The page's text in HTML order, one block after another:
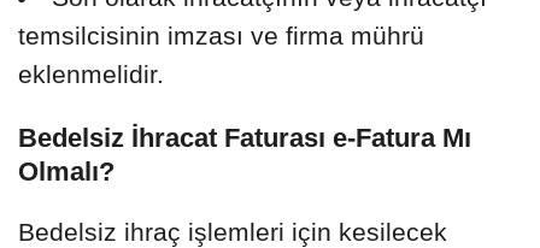
temsilcisinin imzası ve firma mührü
eklenmelidir.
Bedelsiz İhracat Faturası e-Fatura Mı
Olmalı?
Bedelsiz ihraç işlemleri için kesilecek